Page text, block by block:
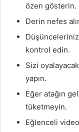
özen gösterin.
Derin nefes
kontrol edin.
Sizi
yapın.
Eğer atağın
tüketmeyin.
Eğlenceli